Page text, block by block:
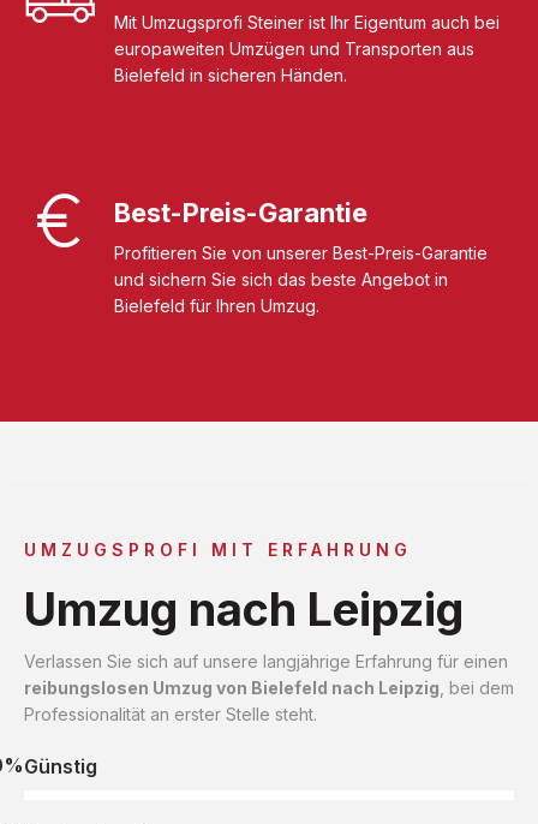
Mit Umzugsprofi Steiner ist Ihr Eigentum auch bei
europaweiten Umzügen und Transporten aus
Bielefeld in sicheren Händen.
Best-Preis-Garantie
Profitieren Sie von unserer Best-Preis-Garantie
und sichern Sie sich das beste Angebot in
Bielefeld für Ihren Umzug.
UMZUGSPROFI MIT ERFAHRUNG
Umzug nach Leipzig
Verlassen Sie sich auf unsere langjährige Erfahrung für einen
reibungslosen Umzug von Bielefeld nach Leipzig , bei dem
Professionalität an erster Stelle steht.
Günstig